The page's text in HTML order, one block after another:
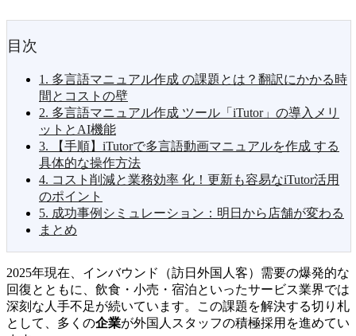
目次
1. 多言語マニュアル作成 の課題とは？翻訳にかかる時
間とコストの壁
2. 多言語マニュアル作成 ツール「iTutor」の導入メリ
ットとAI機能
3. 【手順】iTutorで多言語動画マニュアルを作成 する
具体的な操作方法
4. コスト削減と業務効率 化！更新も容易なiTutor活用
のポイント
5. 成功事例シミュレーション：明日から店舗が変わる
まとめ
2025年現在、インバウンド（訪日外国人客）需要の爆発的な
回復とともに、飲食・小売・宿泊といったサービス業界では
深刻な人手不足が続いています。この課題を解決する切り札
として、多くの企業が外国人スタッフの積極採用を進めてい